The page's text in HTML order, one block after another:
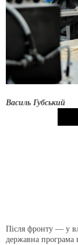
Василь Губський
Після фронту — у
державна програма